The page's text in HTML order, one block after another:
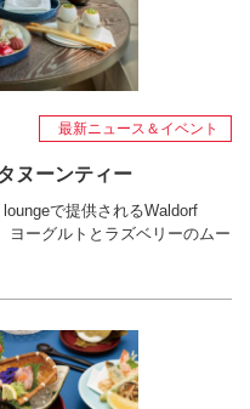
最新ニュース＆イベント
ヌーンティー
で提供されるWaldorf
ヨーグルトとラズベリーのムー